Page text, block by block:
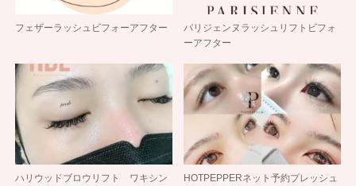
フェザーラッシュビフォーアフター
パリジェンヌラッシュリフトビフォ
ーアフター
ハリウッドブロウリフト ワキシン
HOTPEPPERネット予約プレッシュ